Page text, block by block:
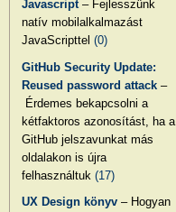
Javascript – Fejlesszünk
natív mobilalkalmazást
JavaScripttel(0)
GitHub Security Update:
Reused password attack –
Érdemes bekapcsolni a
kétfaktoros azonosítást, ha a
GitHub jelszavunkat más
oldalakon is újra
felhasználtuk(17)
UX Design könyv – Hogyan